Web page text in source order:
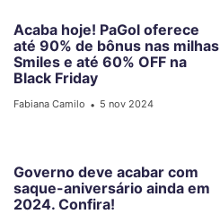
Acaba hoje! PaGol oferece
até 90% de bônus nas milhas
Smiles e até 60% OFF na
Black Friday
Fabiana Camilo • 5 nov 2024
Governo deve acabar com
saque-aniversário ainda em
2024. Confira!